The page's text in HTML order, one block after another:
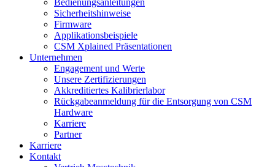
Bedienungsanleitungen
Sicherheitshinweise
Firmware
Applikationsbeispiele
CSM Xplained Präsentationen
Unternehmen
Engagement und Werte
Unsere Zertifizierungen
Akkreditiertes Kalibrierlabor
Rückgabeanmeldung für die Entsorgung von CSM
Hardware
Karriere
Partner
Karriere
Kontakt